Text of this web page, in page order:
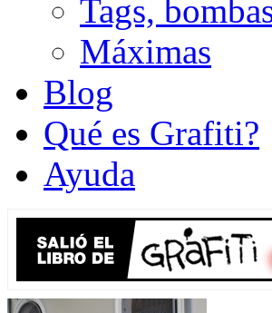
Tags,
Máximas
Blog
Qué es Grafiti?
Ayuda